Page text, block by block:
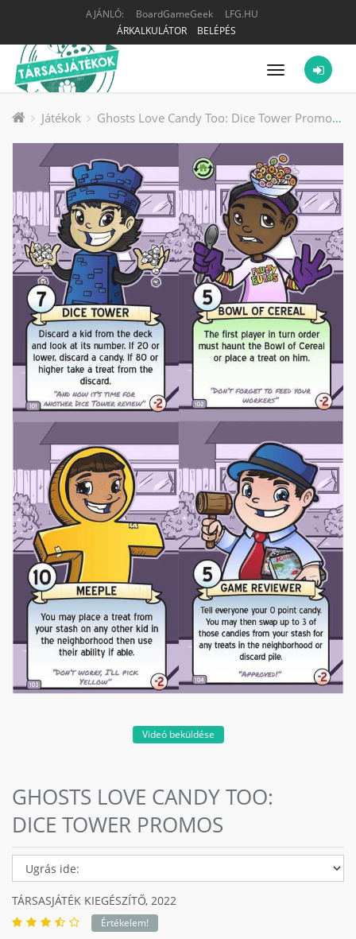
AJÁNLÓ: BoardGameGeek
LFG.HU
ÁRKALKULÁTOR
BELÉPÉS
Menü
Játékok Ghosts Love Candy Too: Dice Tower Promos társasjáték kiegészítő
Videó beküldése
GHOSTS LOVE CANDY TOO:
DICE TOWER PROMOS
TÁRSASJÁTÉK KIEGÉSZÍTŐ, 2022
Értékelem!